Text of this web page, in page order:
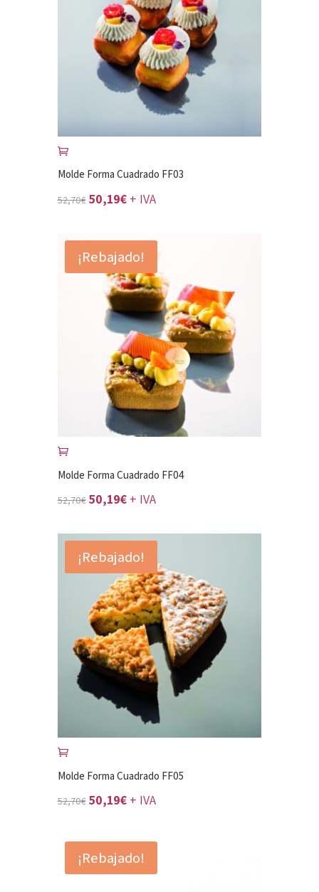
Molde Forma Cuadrado FF03
52,70€ El
original
era:
52,70€.
50,19€El
actual
es:
50,19€.
+ IVA
¡Rebajado!
Molde Forma Cuadrado FF04
52,70€ El
original
era:
52,70€.
50,19€El
actual
es:
50,19€.
+ IVA
¡Rebajado!
Molde Forma Cuadrado FF05
52,70€ El
original
era:
50,19€El
actual
es:
+ IVA
¡Rebajado!